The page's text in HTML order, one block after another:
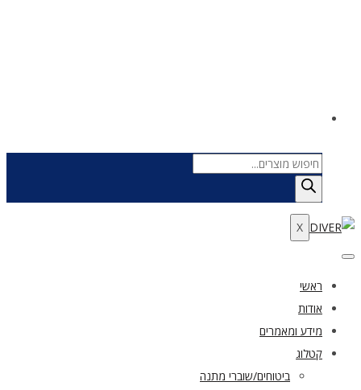
Products
search
X
ראשי
אודות
מידע ומאמרים
קטלוג
ביטוחים/שוברי מתנה